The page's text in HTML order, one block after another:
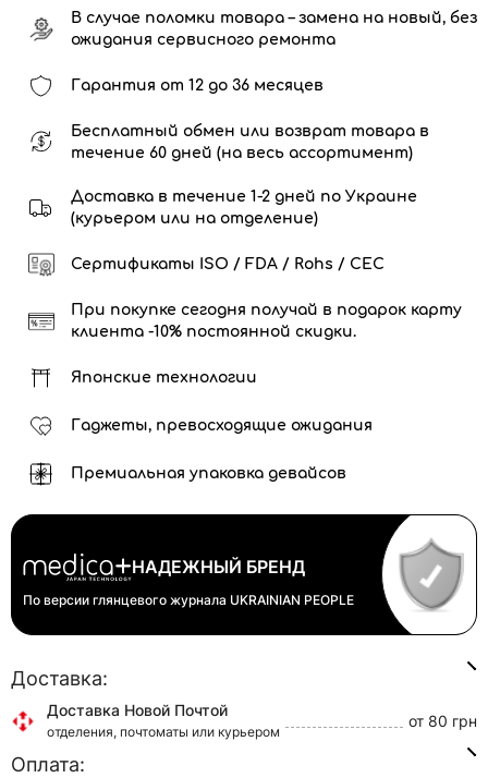
В случае поломки товара – замена на новый, без
ожидания сервисного ремонта
Гарантия от 12 до 36 месяцев
Бесплатный обмен или возврат товара в
течение 60 дней (на весь ассортимент)
Доставка в течение 1-2 дней по Украине
(курьером или на отделение)
Сертификаты ISO / FDA / Rohs / CEC
При покупке сегодня получай в подарок карту
клиента -10% постоянной скидки.
Японские технологии
Гаджеты, превосходящие ожидания
Премиальная упаковка девайсов
НАДЕЖНЫЙ БРЕНД
По версии глянцевого журнала UKRAINIAN PEOPLE
Доставка:
Доставка Новой Почтой
отделения, почтоматы или курьером
от 80 грн
Доставка Укр Почтой
Оплата: